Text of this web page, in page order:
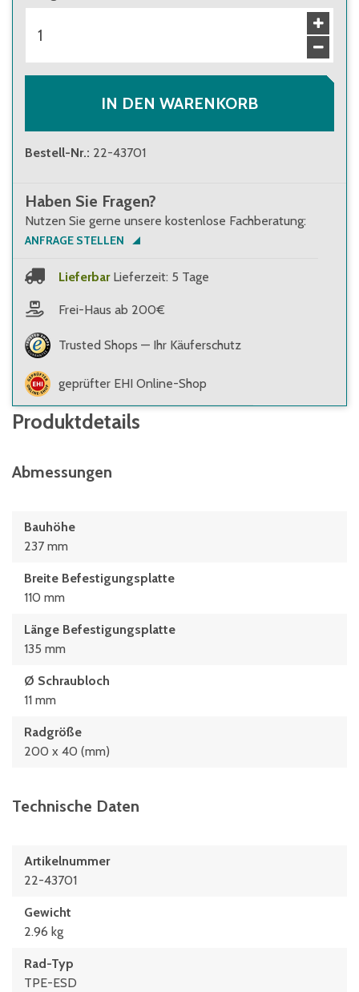
IN DEN WARENKORB
Bestell-Nr.: 22-43701
Haben Sie Fragen?
Nutzen Sie gerne unsere kostenlose Fachberatung:
ANFRAGE STELLEN
Lieferbar Lieferzeit: 5 Tage
Frei-Haus ab 200€
Trusted Shops — Ihr Käuferschutz
geprüfter EHI Online-Shop
Produktdetails
Abmessungen
Bauhöhe
237 mm
Breite Befestigungsplatte
110 mm
Länge Befestigungsplatte
135 mm
Ø Schraubloch
11 mm
Radgröße
200 x 40 (mm)
Technische Daten
Artikelnummer
22-43701
Gewicht
2.96 kg
Rad-Typ
TPE-ESD